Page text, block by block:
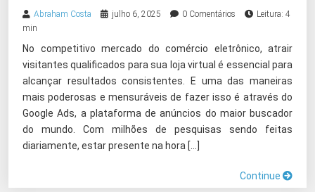
Abraham Costa julho 6, 2025 0 Comentários
Leitura: 4
min
No competitivo mercado do comércio eletrônico, atrair
visitantes qualificados para sua loja virtual é essencial para
alcançar resultados consistentes. E uma das maneiras
mais poderosas e mensuráveis de fazer isso é através do
Google Ads, a plataforma de anúncios do maior buscador
do mundo. Com milhões de pesquisas sendo feitas
diariamente, estar presente na hora […]
Continue